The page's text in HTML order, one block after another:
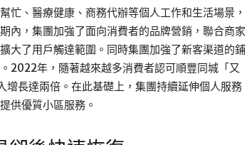
忙、醫療健康、商務代辦等個人工作和生活場景，
內，集團加強了面向消費者的品牌營銷，聯合商家
大了用戶觸達範圍。同時集團加強了新客渠道的鋪
2022年，隨著越來越多消費者認可順豐同城「又
長達兩倍。在此基礎上，集團持續延伸個人服務
供優質小區服務。